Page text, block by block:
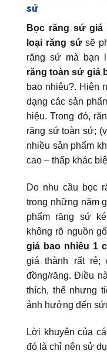
sứ
Bọc răng sứ giá
loại răng sứsẽ
răng sứ mà bạn
răng toàn sứ giá
bao nhiêu?. Hiện
dạng các sản
hiệu. Trong đó,
răng sứ toàn sứ;
nhiều sản phẩm
cao – thấp khác
Do nhu cầu bọc
trong những năm
phẩm răng sứ
không rõ nguồn
giá bao nhiêu 1
giá thành rất rẻ;
đồng/răng. Điều
thích, thế nhưng
ảnh hưởng đến
Lời khuyên của
đó là chỉ nên sử